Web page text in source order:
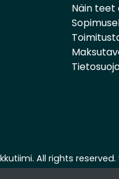
Näin teet
All rights reserved.